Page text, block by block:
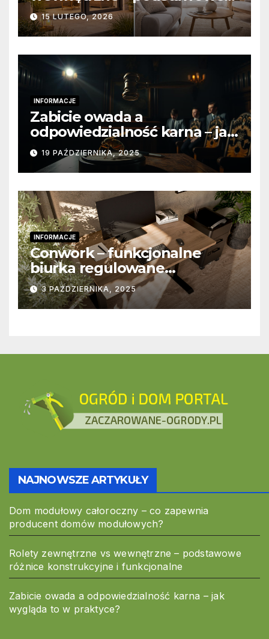
różnice konstrukcyjne i
funkcjonalne
15 LUTEGO, 2026
INFORMACJE
Zabicie owada a
odpowiedzialność karna – jak
wygląda to w praktyce?
19 PAŹDZIERNIKA, 2025
INFORMACJE
Conwork – funkcjonalne
biurka regulowane
stworzone z myślą o
nowoczesnych
przestrzeniach pracy
3 PAŹDZIERNIKA, 2025
NAJNOWSZE ARTYKUŁY
Dom modułowy całoroczny – co zapewnia
producent domów modułowych?
Rolety zewnętrzne vs wewnętrzne – podstawowe
różnice konstrukcyjne i funkcjonalne
Zabicie owada a odpowiedzialność karna – jak
wygląda to w praktyce?